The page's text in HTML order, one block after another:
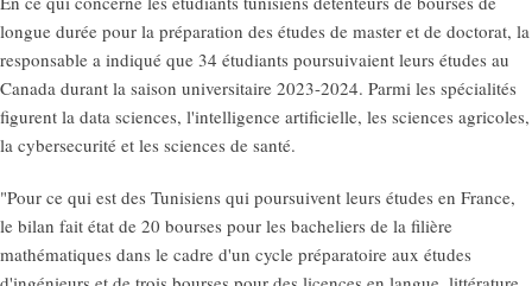
longue durée pour la préparation des études de master et de doctorat, la
responsable a indiqué que 34 étudiants poursuivaient leurs études au
Canada durant la saison universitaire 2023-2024. Parmi les spécialités
figurent la data sciences, l'intelligence artificielle, les sciences agricoles,
la cybersecurité et les sciences de santé.
"Pour ce qui est des Tunisiens qui poursuivent leurs études en France,
le bilan fait état de 20 bourses pour les bacheliers de la filière
mathématiques dans le cadre d'un cycle préparatoire aux études